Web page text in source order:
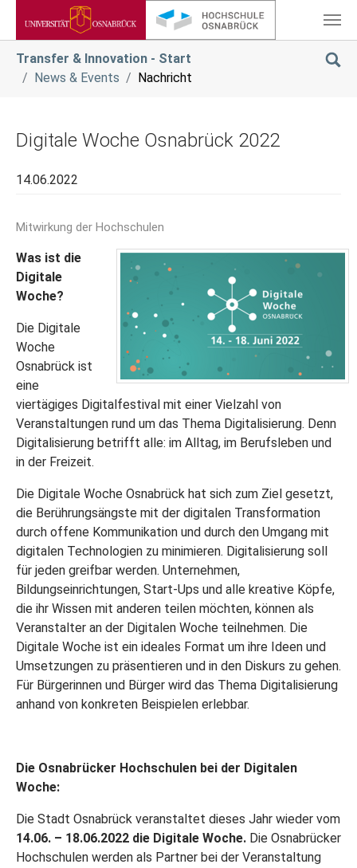
Transfer & Innovation - Start
News & Events
Nachricht
Digitale Woche Osnabrück 2022
14.06.2022
Mitwirkung der Hochschulen
Was ist die
Digitale
Woche?
Die Digitale
Woche
Osnabrück ist
eine
viertägiges Digitalfestival mit einer Vielzahl von
Veranstaltungen rund um das Thema Digitalisierung. Denn
Digitalisierung betrifft alle: im Alltag, im Berufsleben und
in der Freizeit.
Die Digitale Woche Osnabrück hat sich zum Ziel gesetzt,
die Berührungsängste mit der digitalen Transformation
durch offene Kommunikation und durch den Umgang mit
digitalen Technologien zu minimieren. Digitalisierung soll
für jeden greifbar werden. Unternehmen,
Bildungseinrichtungen, Start-Ups und alle kreative Köpfe,
die ihr Wissen mit anderen teilen möchten, können als
Veranstalter an der Digitalen Woche teilnehmen. Die
Digitale Woche ist ein ideales Format um ihre Ideen und
Umsetzungen zu präsentieren und in den Diskurs zu gehen.
Für Bürgerinnen und Bürger wird das Thema Digitalisierung
anhand von konkreten Beispielen erlebbar.
Die Osnabrücker Hochschulen bei der Digitalen
Woche:
Die Stadt Osnabrück veranstaltet dieses Jahr wieder vom
14.06. – 18.06.2022 die Digitale Woche. Die Osnabrücker
Hochschulen werden als Partner bei der Veranstaltung